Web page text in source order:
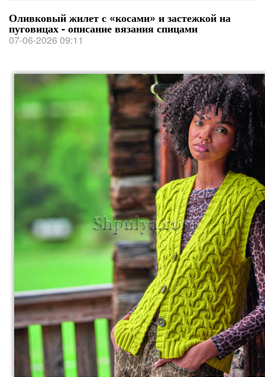
Оливковый жилет с «косами» и застежкой на
пуговицах - описание вязания спицами
07-06-2026 09:11